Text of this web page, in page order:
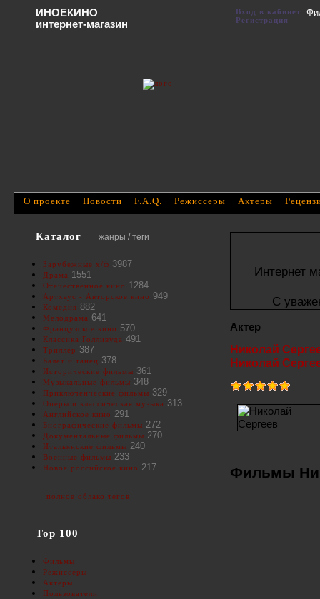
Интернет
С
Актер
Николай
Николай
Фильмы
Каталог жанры / теги
Зарубежные х/ф 3987
Драма 1551
Отечественное кино 1284
Артхаус - Авторское кино 949
Комедия 882
Мелодрама 641
Французское кино 570
Классика Голливуда 491
Триллер 387
Балет и танец 378
Исторические фильмы 361
Музыкальные фильмы 348
Приключенческие фильмы 329
Оперы и классическая музыка 313
Английское кино 291
Биографические фильмы 272
Документальные фильмы 270
Итальянские фильмы 240
Военные фильмы 233
Новое российское кино 217
полное облако тегов
Top 100
Фильмы
Режиссеры
Актеры
Пользователи
О проекте Новости F.A.Q. Режиссеры Актеры
ИНОЕКИНО
интернет-магазин
Вход в кабинет
Регистрация